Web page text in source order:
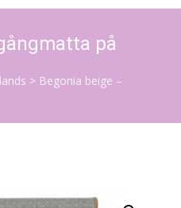
på
> Begonia beige –